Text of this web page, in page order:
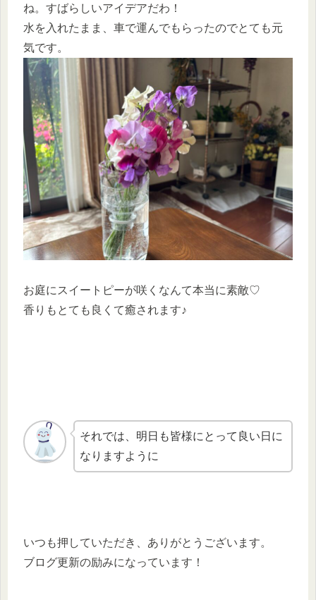
ね。すばらしいアイデアだわ！
水を入れたまま、車で運んでもらったのでとても元
気です。
お庭にスイートピーが咲くなんて本当に素敵♡
香りもとても良くて癒されます♪
それでは、明日も皆様にとって良い日に
なりますように
いつも押していただき、ありがとうございます。
ブログ更新の励みになっています！